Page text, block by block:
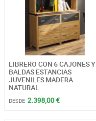
LIBRERO CON 6 CAJONES Y
BALDAS ESTANCIAS
JUVENILES MADERA
NATURAL
DESDE 2.398,00 €